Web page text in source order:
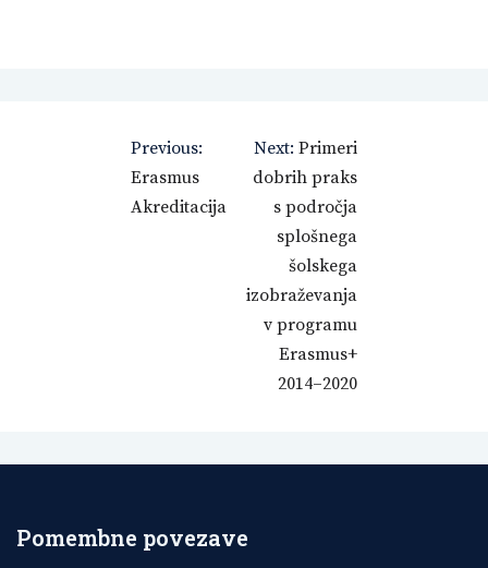
Navigacija
prispevka
Previous:
Erasmus
Akreditacija
Next: Primeri
dobrih praks
s področja
splošnega
šolskega
izobraževanja
v programu
Erasmus+
2014–2020
Pomembne povezave